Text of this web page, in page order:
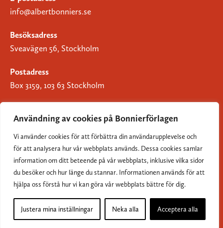
Användning av cookies på Bonnierförlagen
Vi använder cookies för att förbättra din användarupplevelse och
för att analysera hur vår webbplats används. Dessa cookies samlar
information om ditt beteende på vår webbplats, inklusive vilka sidor
du besöker och hur länge du stannar. Informationen används för att
hjälpa oss förstå hur vi kan göra vår webbplats bättre för dig.
Justera mina inställningar Neka alla Acceptera alla
info@albertbonniers.se
Besöksadress
Sveavägen 56, Stockholm
Postadress
Box 3159, 103 63 Stockholm
Om Bonnierförlagen
Cookies
Integritetspolicy